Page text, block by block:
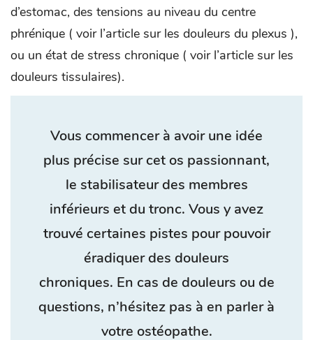
d’estomac, des tensions au niveau du centre
phrénique ( voir l’article sur les douleurs du plexus ),
ou un état de stress chronique ( voir l’article sur les
douleurs tissulaires).
Vous commencer à avoir une idée
plus précise sur cet os passionnant,
le stabilisateur des membres
inférieurs et du tronc. Vous y avez
trouvé certaines pistes pour pouvoir
éradiquer des douleurs
chroniques. En cas de douleurs ou de
questions, n’hésitez pas à en parler à
votre ostéopathe.